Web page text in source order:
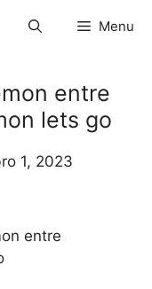
Menu
entre
lets go
1, 2023
entre